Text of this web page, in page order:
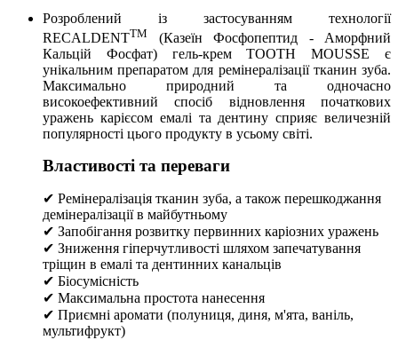
Розроблений із застосуванням технології
RECALDENTTM
(Казеїн Фосфопептид - Аморфний
Кальцій Фосфат) гель-крем TOOTH MOUSSE є
унікальним препаратом для ремінералізації тканин зуба.
Максимально природний та одночасно
високоефективний спосіб відновлення початкових
уражень карієсом емалі та дентину сприяє величезній
популярності цього продукту в усьому світі.
Властивості та переваги
✔ Ремінералізація тканин зуба, а також перешкоджання
демінералізації в майбутньому
✔ Запобігання розвитку первинних каріозних уражень
✔ Зниження гіперчутливості шляхом запечатування
тріщин в емалі та дентинних канальців
✔ Біосумісність
✔ Максимальна простота нанесення
✔ Приємні аромати (полуниця, диня, м'ята, ваніль,
мультифрукт)